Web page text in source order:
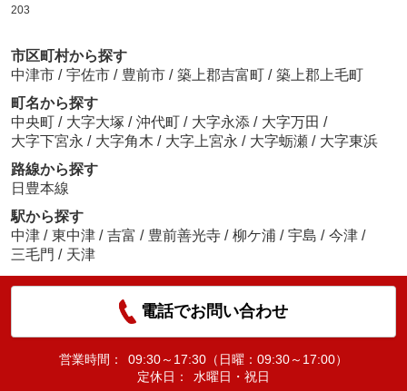
203
市区町村から探す
中津市 / 宇佐市 / 豊前市 / 築上郡吉富町 / 築上郡上毛町
町名から探す
中央町 / 大字大塚 / 沖代町 / 大字永添 / 大字万田 /
大字下宮永 / 大字角木 / 大字上宮永 / 大字蛎瀬 / 大字東浜
路線から探す
日豊本線
駅から探す
中津 / 東中津 / 吉富 / 豊前善光寺 / 柳ケ浦 / 宇島 / 今津 /
三毛門 / 天津
電話でお問い合わせ
営業時間：
09:30～17:30（日曜：09:30～17:00）
定休日：
水曜日・祝日